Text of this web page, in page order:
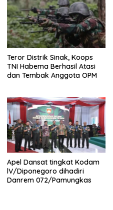
Teror Distrik Sinak, Koops
TNI Habema Berhasil Atasi
dan Tembak Anggota OPM
Apel Dansat tingkat Kodam
lV/Diponegoro dihadiri
Danrem 072/Pamungkas